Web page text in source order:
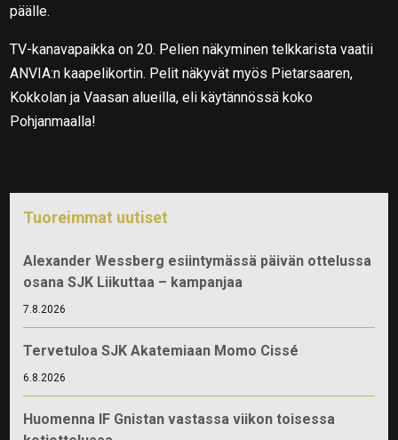
päälle.
TV-kanavapaikka on 20. Pelien näkyminen telkkarista vaatii
ANVIA:n kaapelikortin. Pelit näkyvät myös Pietarsaaren,
Kokkolan ja Vaasan alueilla, eli käytännössä koko
Pohjanmaalla!
Tuoreimmat uutiset
Alexander Wessberg esiintymässä päivän ottelussa
osana SJK Liikuttaa – kampanjaa
7.8.2026
Tervetuloa SJK Akatemiaan Momo Cissé
6.8.2026
Huomenna IF Gnistan vastassa viikon toisessa